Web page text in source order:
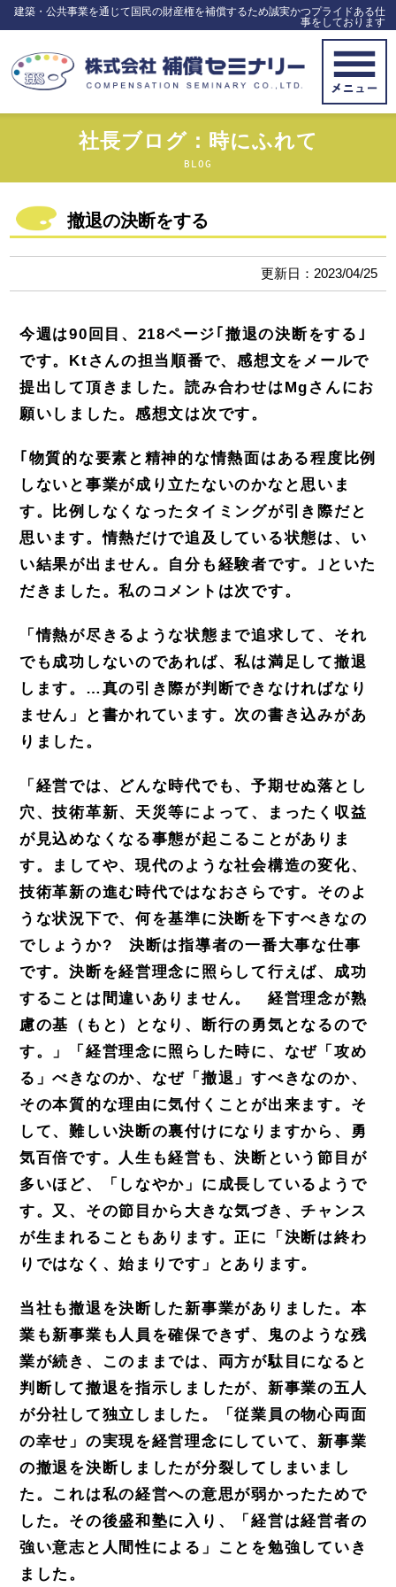
建築・公共事業を通じて国民の財産権を補償するため誠実かつプライドある仕
事をしております
社長ブログ：時にふれて
BLOG
撤退の決断をする
更新日：2023/04/25
今週は90回目、218ページ｢撤退の決断をする｣
です。Ktさんの担当順番で、感想文をメールで
提出して頂きました。読み合わせはMgさんにお
願いしました。感想文は次です。
｢物質的な要素と精神的な情熱面はある程度比例
しないと事業が成り立たないのかなと思いま
す。比例しなくなったタイミングが引き際だと
思います。情熱だけで追及している状態は、い
い結果が出ません。自分も経験者です。｣といた
だきました。私のコメントは次です。
「情熱が尽きるような状態まで追求して、それ
でも成功しないのであれば、私は満足して撤退
します。…真の引 き際が判断できなければなり
ません」と書かれています。次の書き込みがあ
りました。
「経営では、どんな時代でも、予期せぬ落とし
穴、技術革新、天災等によって、まったく収益
が見込めなくなる事態が起こることがありま
す。ましてや、現代のような社会構造の変化、
技術革新の進む時代ではなおさらです。 そのよ
うな状況下で、何を基準に決断を下すべきなの
でしょうか? 決断は指導者の一番大事な仕事
です。決断を経営理念に照らして行えば、成功
することは間違いありません。 経営理念が熟
慮の基（もと）となり、断行の 勇気となるので
す。」
「経営理念に照らした時に、なぜ「攻め
る」べきなのか、なぜ「撤退」すべきなのか、
その本質的な理由に気付くことが出来ます。そ
して、難しい決断の裏付けになりますから、勇
気百倍です。人生も経営も、決断という節目が
多いほど、「しなやか」に成長しているようで
す。又、その節目から大きな気づき、チャ ンス
が生まれることもあります。正に「決断は終わ
りではなく、始まりです」とあります。
当社も撤退を決断した新事業がありました。本
業も新事業も人員を確保できず、鬼のような残
業が続き、この ままでは、両方が駄目になると
判断して撤退を指示しましたが、新事業の五人
が分社して独立しました。「従業員の物心両面
の幸せ」の実現を経営理念にしていて、新事業
の撤退を決断しましたが分裂してしまいまし
た。これは私の経営への意思が弱かったためで
した。その後盛和塾に入り、「経営は経営者の
強い意志と人間性による」ことを勉強していき
ました。